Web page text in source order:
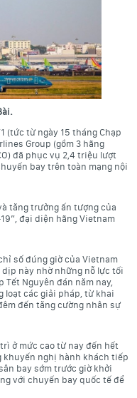
(tức từ ngày 15 tháng Chạp
Group (gồm 3 hãng
đã phục vụ 2,4 triệu lượt
bay trên toàn mạng nội
tăng trưởng ấn tượng của
đại diện hãng Vietnam
số đúng giờ của Vietnam
này nhờ những nỗ lực tối
Nguyên đán năm nay,
loạt các giải pháp, từ khai
đến tăng cường nhân sự
ở mức cao từ nay đến hết
khuyến nghị hành khách tiếp
bay sớm trước giờ khởi
với chuyến bay quốc tế để